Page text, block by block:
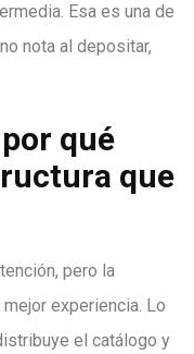
Esa es una de
nota al depositar,
qué
que
pero la
experiencia. Lo
el catálogo y